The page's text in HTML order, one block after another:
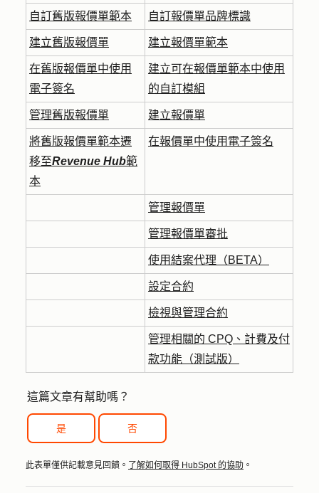
自訂舊版報價單範本 自訂報價單品牌標識
建立舊版報價單 建立報價單範本
在舊版報價單中使用
電子簽名
建立可在報價單範本中使用
的自訂模組
管理舊版報價單 建立報價單
將舊版報價單範本遷
移至Revenue Hub範
本
在報價單中使用電子簽名
管理報價單
管理報價單審批
使用結案代理（BETA）
設定合約
檢視與管理合約
管理相關的 CPQ、計費及付
款功能（測試版）
這篇文章有幫助嗎？
是 否
此表單僅供記載意見回饋。 了解如何取得 HubSpot 的協助 。